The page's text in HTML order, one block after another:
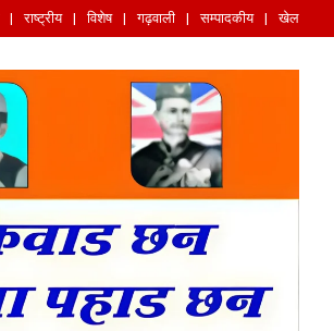
राष्ट्रीय विशेष गढ़वाली सम्पादकीय खेल